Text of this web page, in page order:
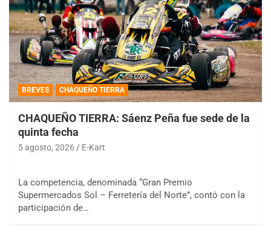
BREVES CHAQUEÑO TIERRA
CHAQUEÑO TIERRA: Sáenz Peña fue sede de la
quinta fecha
5 agosto, 2026 E-Kart
La competencia, denominada “Gran Premio
Supermercados Sol – Ferretería del Norte”, contó con la
participación de…